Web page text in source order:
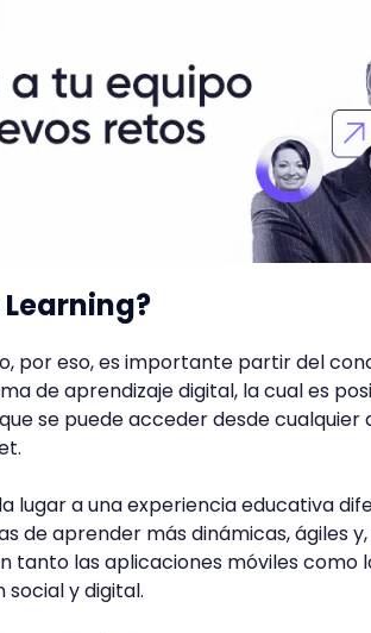
Learning?
por eso, es importante partir del
de aprendizaje digital, la cual es
se puede acceder desde cualquier
lugar a una experiencia educativa
de aprender más dinámicas, ágiles
tanto las aplicaciones móviles como
y digital.